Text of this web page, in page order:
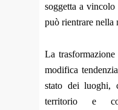
soggetta a vincolo
può rientrare nella
La
modifica
stato dei luoghi,
territorio e